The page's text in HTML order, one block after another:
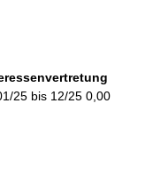
25 bis 12/25 0,00